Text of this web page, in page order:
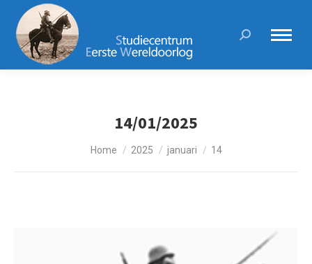
Search:
14/01/2025
Je bent hier:
Home 2025 januari 14